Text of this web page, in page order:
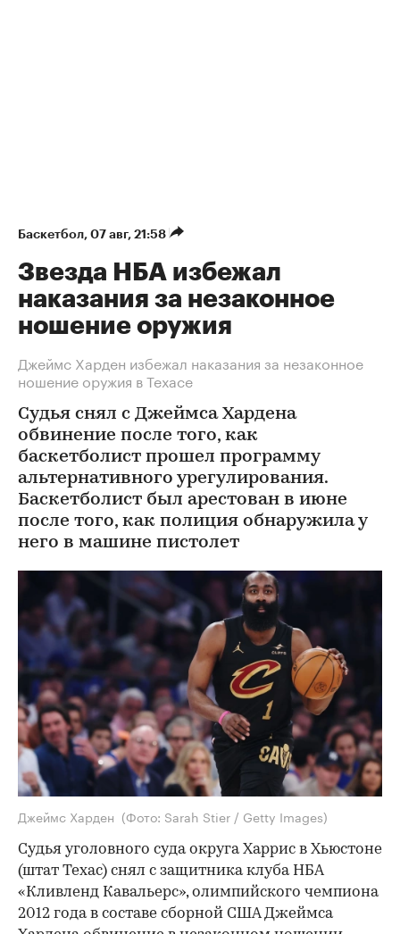
Баскетбол⁠, 07 авг, 21:58
Звезда НБА избежал
наказания за незаконное
ношение оружия
Джеймс Харден избежал наказания за незаконное
ношение оружия в Техасе
Судья снял с Джеймса Хардена
обвинение после того, как
баскетболист прошел программу
альтернативного урегулирования.
Баскетболист был арестован в июне
после того, как полиция обнаружила у
него в машине пистолет
Джеймс Харден (Фото: Sarah Stier / Getty Images)
Судья уголовного суда округа Харрис в Хьюстоне
(штат Техас) снял с защитника клуба НБА
«Кливленд Кавальерс», олимпийского чемпиона
2012 года в составе сборной США Джеймса